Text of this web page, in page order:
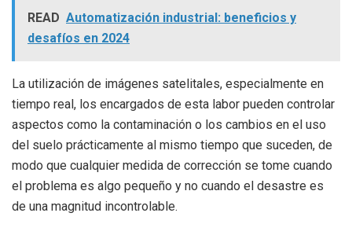
READ Automatización industrial: beneficios y
desafíos en 2024
La utilización de imágenes satelitales, especialmente en
tiempo real, los encargados de esta labor pueden controlar
aspectos como la contaminación o los cambios en el uso
del suelo prácticamente al mismo tiempo que suceden, de
modo que cualquier medida de corrección se tome cuando
el problema es algo pequeño y no cuando el desastre es
de una magnitud incontrolable.